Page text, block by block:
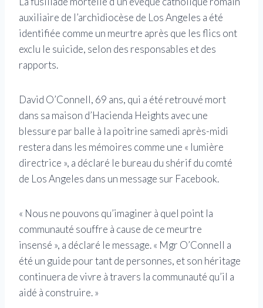
auxiliaire de l’archidiocèse de Los Angeles a été
identifiée comme un meurtre après que les flics ont
exclu le suicide, selon des responsables et des
rapports.
David O’Connell, 69 ans, qui a été retrouvé mort
dans sa maison d’Hacienda Heights avec une
blessure par balle à la poitrine samedi après-midi
restera dans les mémoires comme une « lumière
directrice », a déclaré le bureau du shérif du comté
de Los Angeles dans un message sur Facebook.
« Nous ne pouvons qu’imaginer à quel point la
communauté souffre à cause de ce meurtre
insensé », a déclaré le message. « Mgr O’Connell a
été un guide pour tant de personnes, et son héritage
continuera de vivre à travers la communauté qu’il a
aidé à construire. »